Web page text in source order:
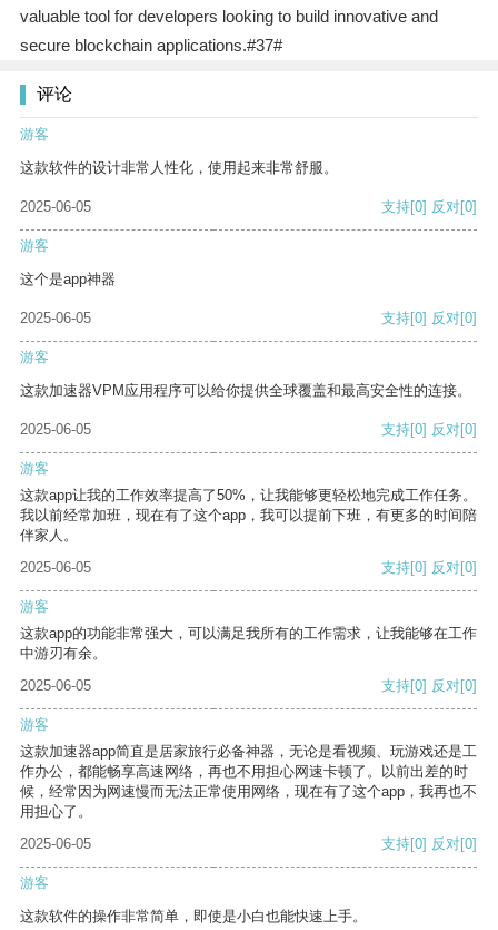
valuable tool for developers looking to build innovative and
secure blockchain applications.#37#
评论
游客
这款软件的设计非常人性化，使用起来非常舒服。
2025-06-05 支持[0] 反对[0]
游客
这个是app神器
2025-06-05 支持[0] 反对[0]
游客
这款加速器VPM应用程序可以给你提供全球覆盖和最高安全性的连接。
2025-06-05 支持[0] 反对[0]
游客
这款app让我的工作效率提高了50%，让我能够更轻松地完成工作任务。
我以前经常加班，现在有了这个app，我可以提前下班，有更多的时间陪
伴家人。
2025-06-05
支持[0] 反对[0]
游客
这款app的功能非常强大，可以满足我所有的工作需求，让我能够在工作
中游刃有余。
2025-06-05
支持[0] 反对[0]
游客
这款加速器app简直是居家旅行必备神器，无论是看视频、玩游戏还是工
作办公，都能畅享高速网络，再也不用担心网速卡顿了。以前出差的时
候，经常因为网速慢而无法正常使用网络，现在有了这个app，我再也不
用担心了。
2025-06-05
支持[0] 反对[0]
游客
这款软件的操作非常简单，即使是小白也能快速上手。